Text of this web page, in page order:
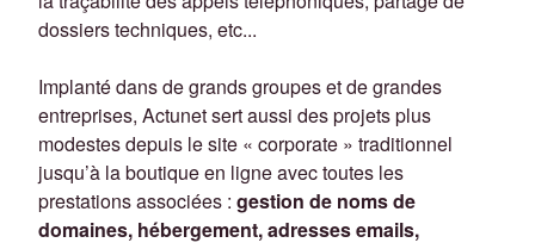
dossiers techniques, etc...
Implanté dans de grands groupes et de grandes
entreprises, Actunet sert aussi des projets plus
modestes depuis le site « corporate » traditionnel
jusqu’à la boutique en ligne avec toutes les
prestations associées : gestion de noms de
domaines, hébergement, adresses emails,